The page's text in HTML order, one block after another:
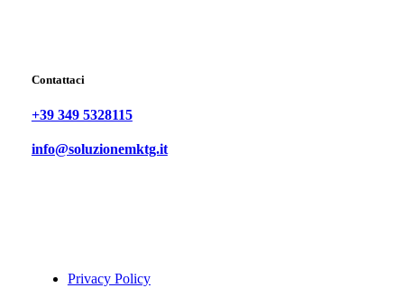
Contattaci
+39 349 5328115
info@soluzionemktg.it
Privacy Policy